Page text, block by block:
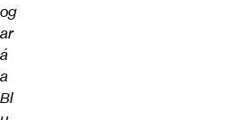
og
ar
á
a
Bl